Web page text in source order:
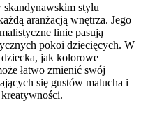
skandynawskim stylu
aranżacją wnętrza. Jego
linie pasują
pokoi dziecięcych. W
jak kolorowe
łatwo zmienić swój
się gustów malucha i